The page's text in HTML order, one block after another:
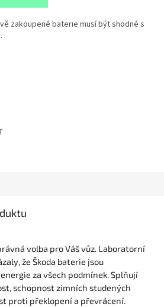
zakoupené baterie musí být shodné s
volba pro Váš vůz. Laboratorní
že Škoda baterie jsou
za všech podmínek. Splňují
schopnost zimních studených
proti překlopení a převrácení.